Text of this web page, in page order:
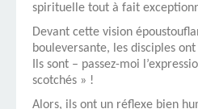
spirituelle tout à fait
Devant cette vision
bouleversante, les disciples
Ils sont – passez-moi
scotchés » !
Alors, ils ont un réflexe bien